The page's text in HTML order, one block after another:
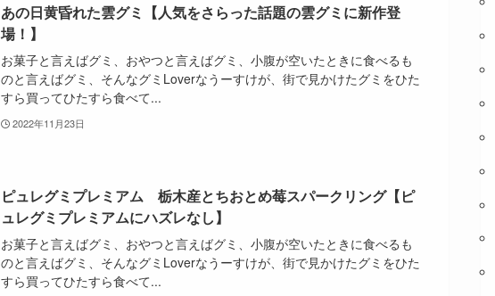
あの日黄昏れた雲グミ【人気をさらった話題の雲グミに新作登
場！】
お菓子と言えばグミ、おやつと言えばグミ、小腹が空いたときに食べるも
のと言えばグミ、そんなグミLoverなうーすけが、街で見かけたグミをひた
すら買ってひたすら食べて...
2022年11月23日
ピュレグミプレミアム 栃木産とちおとめ莓スパークリング【ピ
ュレグミプレミアムにハズレなし】
お菓子と言えばグミ、おやつと言えばグミ、小腹が空いたときに食べるも
のと言えばグミ、そんなグミLoverなうーすけが、街で見かけたグミをひた
すら買ってひたすら食べて...